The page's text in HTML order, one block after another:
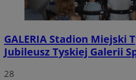
GALERIA Stadion Miejski
Jubileusz Tyskiej Galerii
28